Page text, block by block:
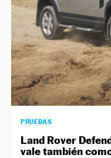
PRUEBAS
Land Rover
vale también